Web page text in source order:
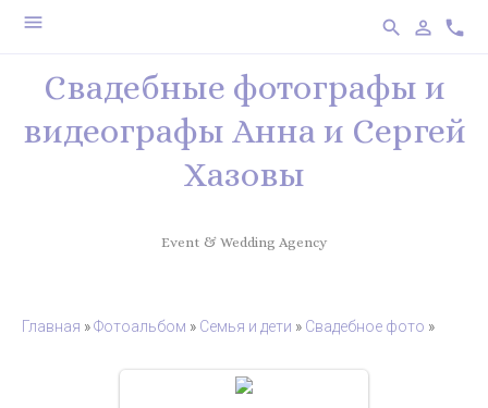
menu search person_outline phone
Свадебные фотографы и
видеографы Анна и Сергей
Хазовы
Event & Wedding Agency
Главная »Фотоальбом » Семья и дети » Свадебное фото »